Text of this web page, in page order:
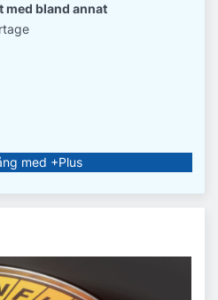
med bland annat
med +Plus